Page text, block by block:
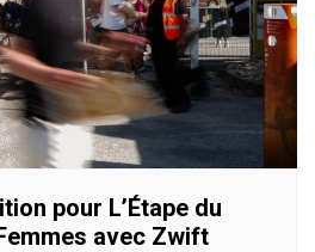
pour L’Étape du
avec Zwift